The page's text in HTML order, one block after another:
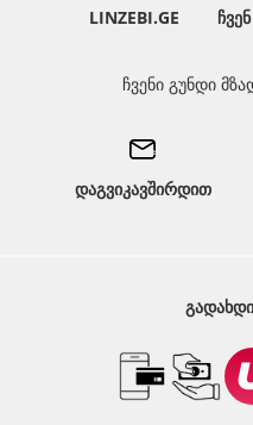
LINZEBI.GE
ჩვენი გუნდი
დაგვიკავშირდით